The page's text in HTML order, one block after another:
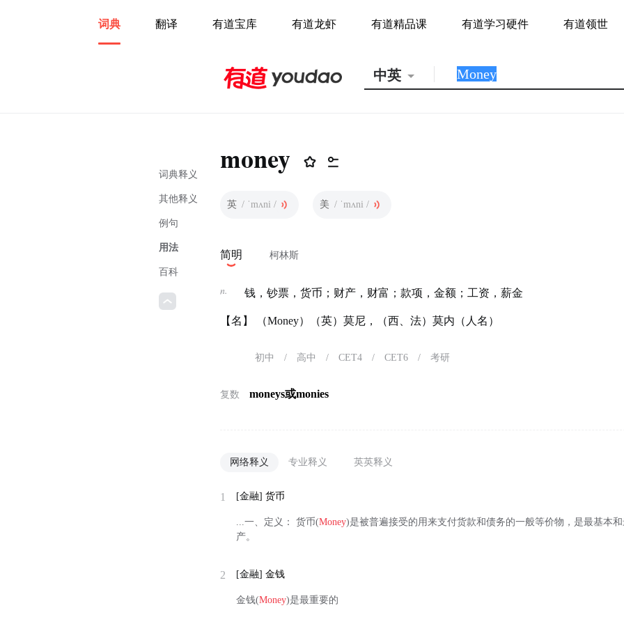
词典 翻译 有道宝库 有道龙虾 有道精品课 有道学习硬件 有道领世
中英
词典释义
其他释义
例句
用法
百科
money
英 / ˈmʌni / 美 / ˈmʌni /
简明 柯林斯
n. 钱，钞票，货币；财产，财富；款项，金额；工资，薪金
【名】 （Money）（英）莫尼，（西、法）莫内（人名）
初中 / 高中 / CET4 / CET6 / 考研
复数 moneys或monies
网络释义 专业释义 英英释义
1 [金融] 货币
...一、定义： 货币(Money)是被普遍接受的用来支付货款和债务的一般等价物，是最基本
产。
2 [金融] 金钱
金钱(Money)是最重要的